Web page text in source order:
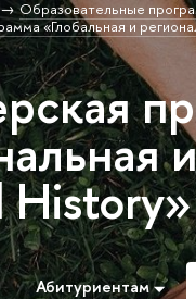
Образовательные
«Глобальная и
History»
Абитуриентам